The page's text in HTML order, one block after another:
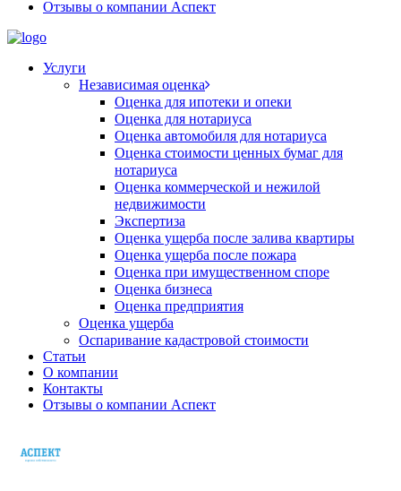
Отзывы о компании Аспект
Услуги
Независимая оценка
Оценка для ипотеки и опеки
Оценка для нотариуса
Оценка автомобиля для нотариуса
Оценка стоимости ценных бумаг для
нотариуса
Оценка коммерческой и нежилой
недвижимости
Экспертиза
Оценка ущерба после залива квартиры
Оценка ущерба после пожара
Оценка при имущественном споре
Оценка бизнеса
Оценка предприятия
Оценка ущерба
Оспаривание кадастровой стоимости
Статьи
О компании
Контакты
Отзывы о компании Аспект